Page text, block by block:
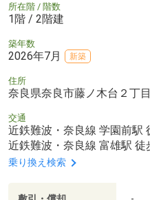
所在階 / 階数
1階 / 2階建
築年数
2026年7月 新築
住所
奈良県奈良市藤ノ木台２丁
交通
近鉄難波・奈良線 学園前駅
近鉄難波・奈良線 富雄駅 徒
乗り換え検索